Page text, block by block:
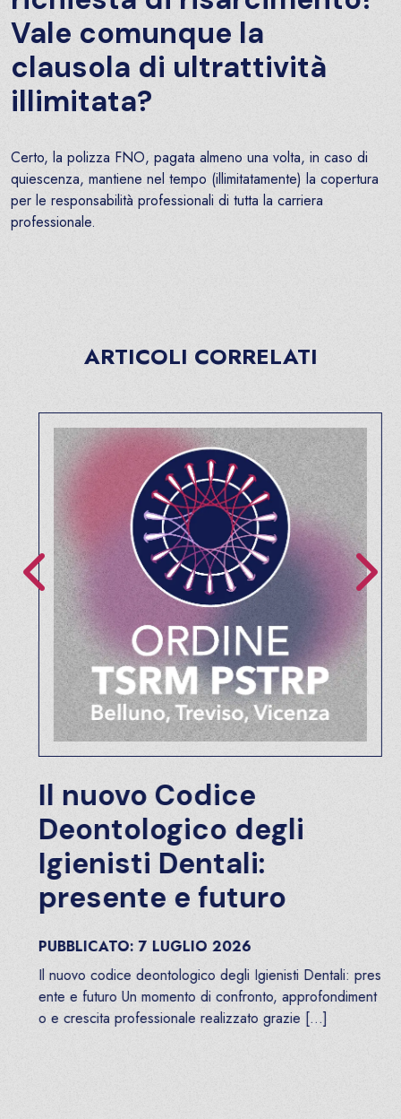
Vale comunque la
clausola di ultrattività
illimitata?
Certo, la polizza FNO, pagata almeno una volta, in caso di
quiescenza, mantiene nel tempo (illimitatamente) la copertura
per le responsabilità professionali di tutta la carriera
professionale.
ARTICOLI CORRELATI
Il nuovo Codice
Deontologico degli
Igienisti Dentali:
presente e futuro
PUBBLICATO:7 LUGLIO 2026
Il nuovo codice deontologico degli Igienisti Dentali: pres
ente e futuro Un momento di confronto, approfondiment
o e crescita professionale realizzato grazie […]